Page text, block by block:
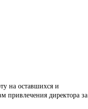
на оставшихся и
привлечения директора за